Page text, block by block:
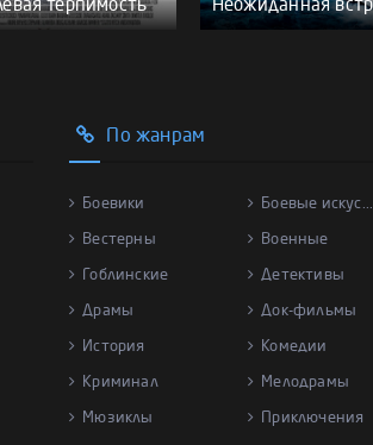
терпимость
По жанрам
Боевики Боевые искус...
Вестерны Военные
Гоблинские Детективы
Драмы Док-фильмы
История Комедии
Криминал Мелодрамы
Мюзиклы Приключения